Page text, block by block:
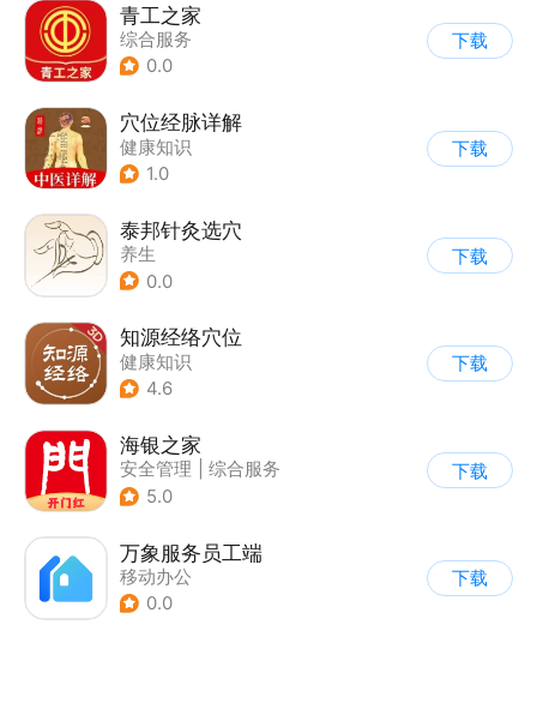
青工之家
综合服务
0.0
下载
穴位经脉详解
健康知识
1.0
下载
泰邦针灸选穴
养生
0.0
下载
知源经络穴位
健康知识
4.6
下载
海银之家
安全管理
综合服务
5.0
下载
万象服务员工端
移动办公
0.0
下载